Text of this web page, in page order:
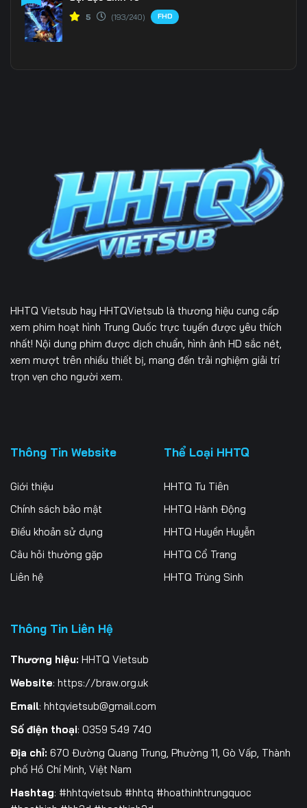
5 (193/240) FHD
HHTQ Vietsub hay HHTQVietsub là thương hiệu cung cấp
xem phim hoạt hình Trung Quốc trực tuyến được yêu thích
nhất! Nội dung phim được dịch chuẩn, hình ảnh HD sắc nét,
xem mượt trên nhiều thiết bị, mang đến trải nghiệm giải trí
trọn vẹn cho người xem.
Thông Tin Website
Giới thiệu
Chính sách bảo mật
Điều khoản sử dụng
Câu hỏi thường gặp
Liên hệ
Thể Loại HHTQ
HHTQ Tu Tiên
HHTQ Hành Động
HHTQ Huyền Huyễn
HHTQ Cổ Trang
HHTQ Trùng Sinh
Thông Tin Liên Hệ
Thương hiệu: HHTQ Vietsub
Website: https://braw.org.uk
Email: hhtqvietsub@gmail.com
Số điện thoại: 0359 549 740
Địa chỉ: 670 Đường Quang Trung, Phường 11, Gò Vấp, Thành
phố Hồ Chí Minh, Việt Nam
Hashtag: #hhtqvietsub #hhtq #hoathinhtrungquoc